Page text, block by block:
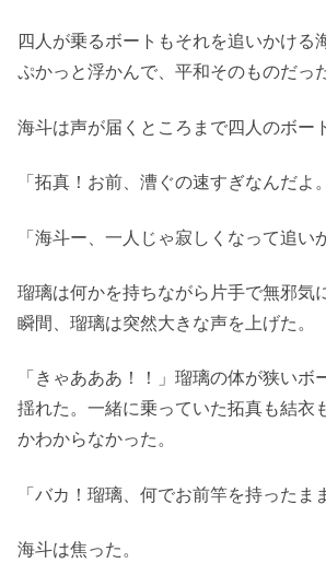
四人が乗るボートもそれを追いかける
ぷかっと浮かんで、平和そのものだった
海斗は声が届くところまで四人のボー
「拓真！お前、漕ぐの速すぎなんだよ
「海斗ー、一人じゃ寂しくなって追い
瑠璃は何かを持ちながら片手で無邪気
瞬間、瑠璃は突然大きな声を上げた。
「きゃあああ！！」瑠璃の体が狭いボ
揺れた。一緒に乗っていた拓真も結衣
かわからなかった。
「バカ！瑠璃、何でお前竿を持ったま
海斗は焦った。